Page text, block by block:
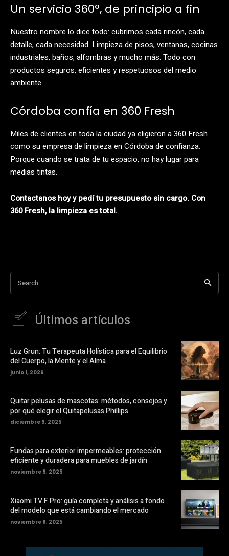
Un servicio 360°, de principio a fin
Nuestro nombre lo dice todo: cubrimos cada rincón, cada
detalle, cada necesidad. Limpieza de pisos, ventanas, cocinas
industriales, baños, alfombras y mucho más. Todo con
productos seguros, eficientes y respetuosos del medio
ambiente.
Córdoba confía en 360 Fresh
Miles de clientes en toda la ciudad ya eligieron a 360 Fresh
como su empresa de limpieza en Córdoba de confianza.
Porque cuando se trata de tu espacio, no hay lugar para
medias tintas.
Contactanos hoy y pedí tu presupuesto sin cargo. Con
360 Fresh, la limpieza es total.
Search
Últimos artículos
Luz Grun: Tu Terapeuta Holística para el Equilibrio
del Cuerpo, la Mente y el Alma
junio 1, 2026
Quitar pelusas de mascotas: métodos, consejos y
por qué elegir el Quitapelusas Phillips
diciembre 9, 2025
Fundas para exterior impermeables: protección
eficiente y duradera para muebles de jardín
noviembre 9, 2025
Xiaomi TV F Pro: guía completa y análisis a fondo
del modelo que está cambiando el mercado
noviembre 8, 2025